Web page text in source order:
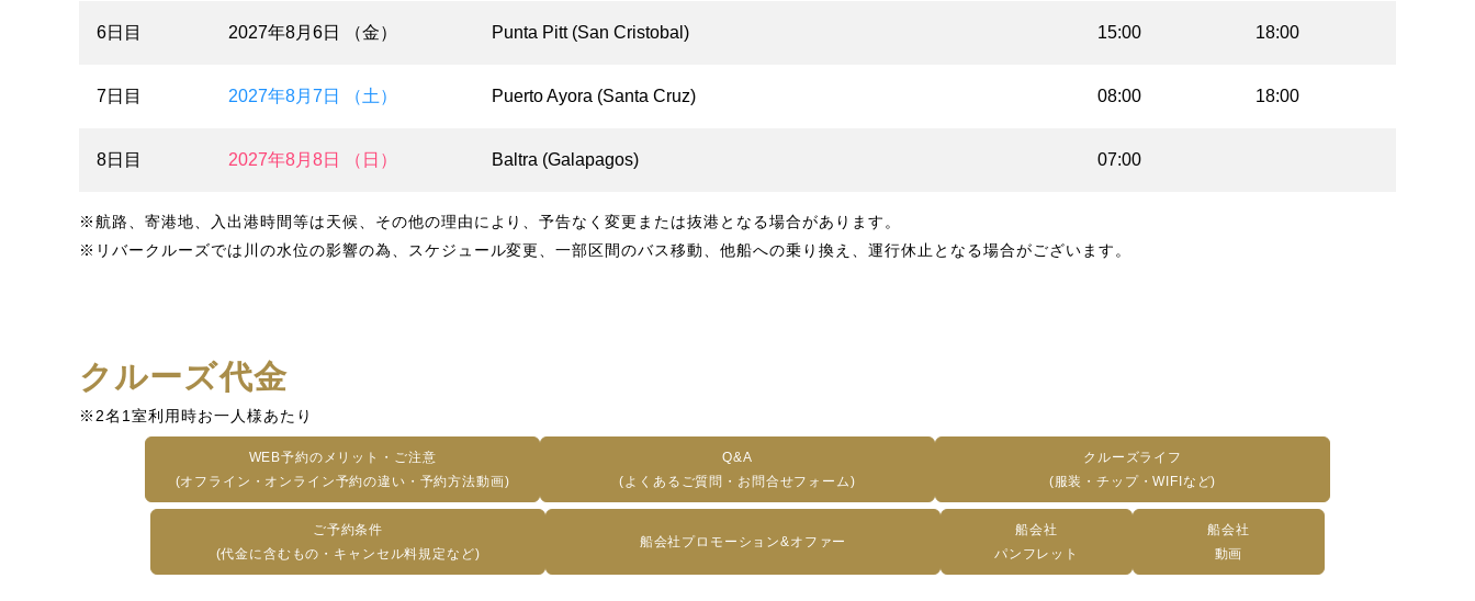
6日目 2027年8月6日 （金） Punta Pitt (San Cristobal) 15:00 18:00
7日目 2027年8月7日 （土） Puerto Ayora (Santa Cruz) 08:00 18:00
8日目 2027年8月8日 （日） Baltra (Galapagos) 07:00
※航路、寄港地、入出港時間等は天候、その他の理由により、予告なく変更または抜港となる場合があります。
※リバークルーズでは川の水位の影響の為、スケジュール変更、一部区間のバス移動、他船への乗り換え、運行休止となる場合がございます。
クルーズ代金
※2名1室利用時お一人様あたり
WEB予約のメリット・ご注意
(オフライン・オンライン予約の違い・予約方法動画)
Q&A
(よくあるご質問・お問合せフォーム)
クルーズライフ
(服装・チップ・WIFIなど)
ご予約条件
(代金に含むもの・キャンセル料規定など)
船会社プロモーション&オファー
船会社
パンフレット
船会社
動画